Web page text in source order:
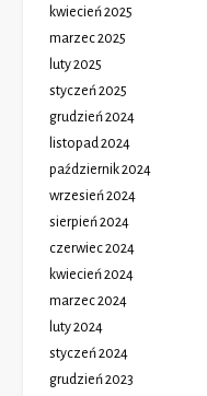
kwiecień 2025
marzec 2025
luty 2025
styczeń 2025
grudzień 2024
listopad 2024
październik 2024
wrzesień 2024
sierpień 2024
czerwiec 2024
kwiecień 2024
marzec 2024
luty 2024
styczeń 2024
grudzień 2023